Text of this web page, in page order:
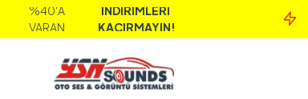
İNDİRİMLERİ
KAÇIRMAYIN!